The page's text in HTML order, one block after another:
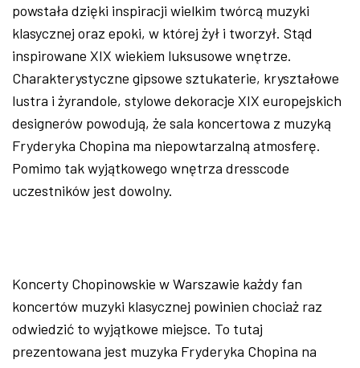
powstała dzięki inspiracji wielkim twórcą muzyki
klasycznej oraz epoki, w której żył i tworzył. Stąd
inspirowane XIX wiekiem luksusowe wnętrze.
Charakterystyczne gipsowe sztukaterie, kryształowe
lustra i żyrandole, stylowe dekoracje XIX europejskich
designerów powodują, że sala koncertowa z muzyką
Fryderyka Chopina ma niepowtarzalną atmosferę.
Pomimo tak wyjątkowego wnętrza dresscode
uczestników jest dowolny.
Koncerty Chopinowskie w Warszawie każdy fan
koncertów muzyki klasycznej powinien chociaż raz
odwiedzić to wyjątkowe miejsce. To tutaj
prezentowana jest muzyka Fryderyka Chopina na